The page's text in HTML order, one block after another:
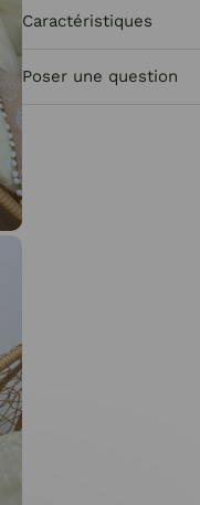
Caractéristiques
Poser une question